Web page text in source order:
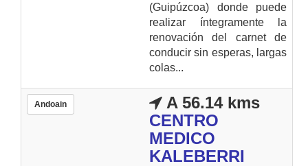
(Guipúzcoa) donde puede
realizar íntegramente la
renovación del carnet de
conducir sin esperas, largas
colas...
Andoain
A 56.14 kms
CENTRO
MEDICO
KALEBERRI